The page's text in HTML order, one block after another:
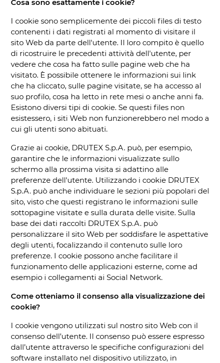
Cosa sono esattamente i cookie?
I cookie sono semplicemente dei piccoli files di testo
contenenti i dati registrati al momento di visitare il
sito Web da parte dell'utente. Il loro compito è quello
di ricostruire le precedenti attività dell'utente, per
vedere che cosa ha fatto sulle pagine web che ha
visitato. È possibile ottenere le informazioni sui link
che ha cliccato, sulle pagine visitate, se ha accesso al
suo profilo, cosa ha letto in rete mesi o anche anni fa.
Esistono diversi tipi di cookie. Se questi files non
esistessero, i siti Web non funzionerebbero nel modo a
cui gli utenti sono abituati.
Grazie ai cookie, DRUTEX S.p.A. può, per esempio,
garantire che le informazioni visualizzate sullo
schermo alla prossima visita si adattino alle
preferenze dell'utente. Utilizzando i cookie DRUTEX
S.p.A. può anche individuare le sezioni più popolari del
sito, visto che questi registrano le informazioni sulle
sottopagine visitate e sulla durata delle visite. Sulla
base dei dati raccolti DRUTEX S.p.A. può
personalizzare il sito Web per soddisfare le aspettative
degli utenti, focalizzando il contenuto sulle loro
preferenze. I cookie possono anche facilitare il
funzionamento delle applicazioni esterne, come ad
esempio i collegamenti ai Social Network.
Come otteniamo il consenso alla visualizzazione dei
cookie?
I cookie vengono utilizzati sul nostro sito Web con il
consenso dell’utente. Il consenso può essere espresso
dall’utente attraverso le specifiche configurazioni del
software installato nel dispositivo utilizzato, in